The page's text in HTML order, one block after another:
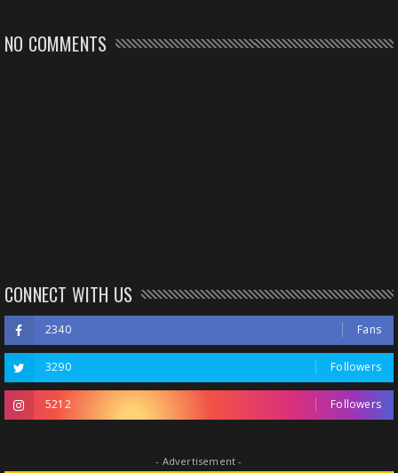
NO COMMENTS
CONNECT WITH US
2340 Fans
3290 Followers
5212 Followers
- Advertisement -